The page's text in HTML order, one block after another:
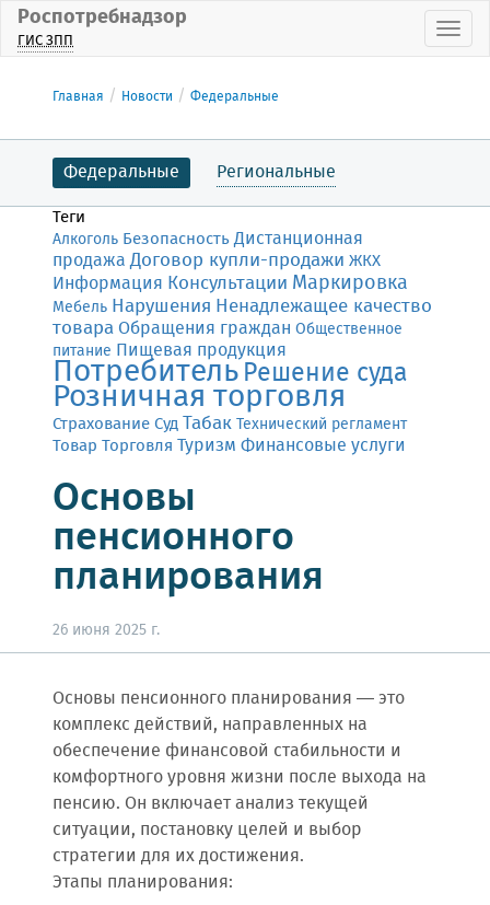
Роспотребнадзор
ГИС ЗПП
Главная Новости Федеральные
Федеральные Региональные
Теги
Алкоголь БезопасностьДистанционная
продажа Договор купли-продажи ЖКХ
Информация Консультации Маркировка
Мебель Нарушения Ненадлежащее качество
товара Обращения граждан Общественное
питание Пищевая продукция
ПотребительРешение суда
Розничная торговля
СтрахованиеСудТабакТехнический регламент
Товар Торговля Туризм Финансовые услуги
Основы
пенсионного
планирования
26 июня 2025 г.
Основы пенсионного планирования — это
комплекс действий, направленных на
обеспечение финансовой стабильности и
комфортного уровня жизни после выхода на
пенсию. Он включает анализ текущей
ситуации, постановку целей и выбор
стратегии для их достижения.
Этапы планирования: